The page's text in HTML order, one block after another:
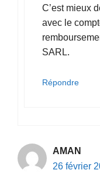
C’est mieux
avec le
SARL.
Répondre
AMAN
26 février